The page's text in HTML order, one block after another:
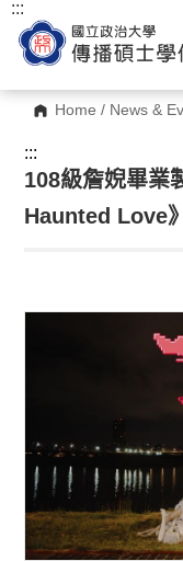
Home / News &
:::
:::
108級詹婗畢業
Haunted Love